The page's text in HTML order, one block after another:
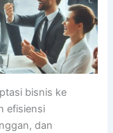
bisnis ke
efisiensi
dan